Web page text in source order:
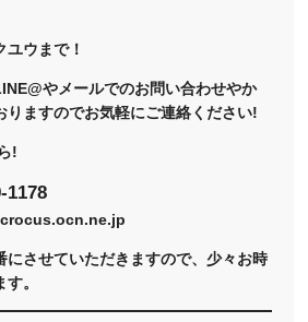
ウまで！
やメールでのお問い合わせやか
りますのでお気軽にご連絡ください!
!
1178
させていただきますので、少々お時
。